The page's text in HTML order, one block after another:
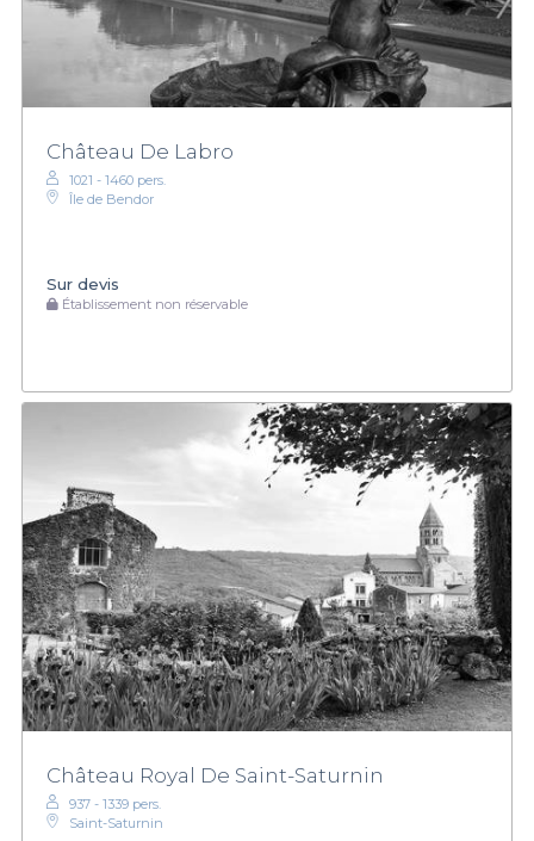
Château De Labro
1021 - 1460 pers.
Île de Bendor
Sur devis
Établissement non réservable
Château Royal De Saint-Saturnin
937 - 1339 pers.
Saint-Saturnin